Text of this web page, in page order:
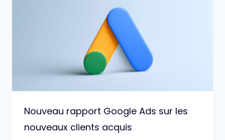
Nouveau rapport Google Ads sur les
nouveaux clients acquis